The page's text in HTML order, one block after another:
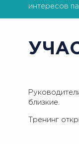
интересов
близкие.
Тренинг